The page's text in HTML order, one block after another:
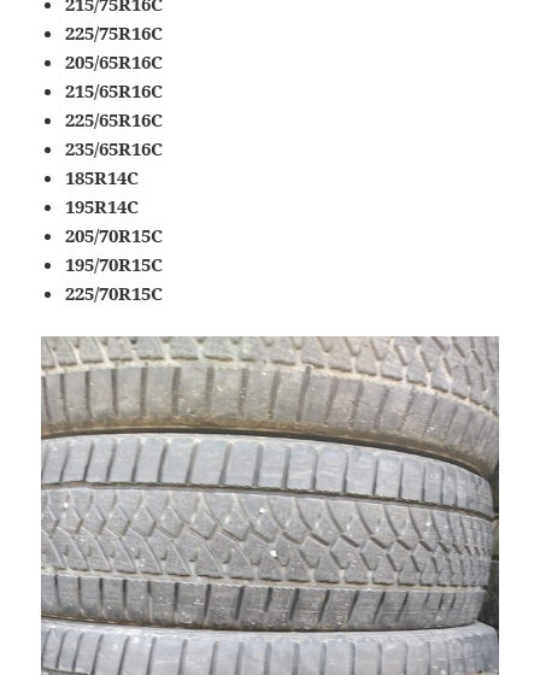
225/75R16C
205/65R16C
215/65R16C
225/65R16C
235/65R16C
185R14C
195R14C
205/70R15C
195/70R15C
225/70R15C